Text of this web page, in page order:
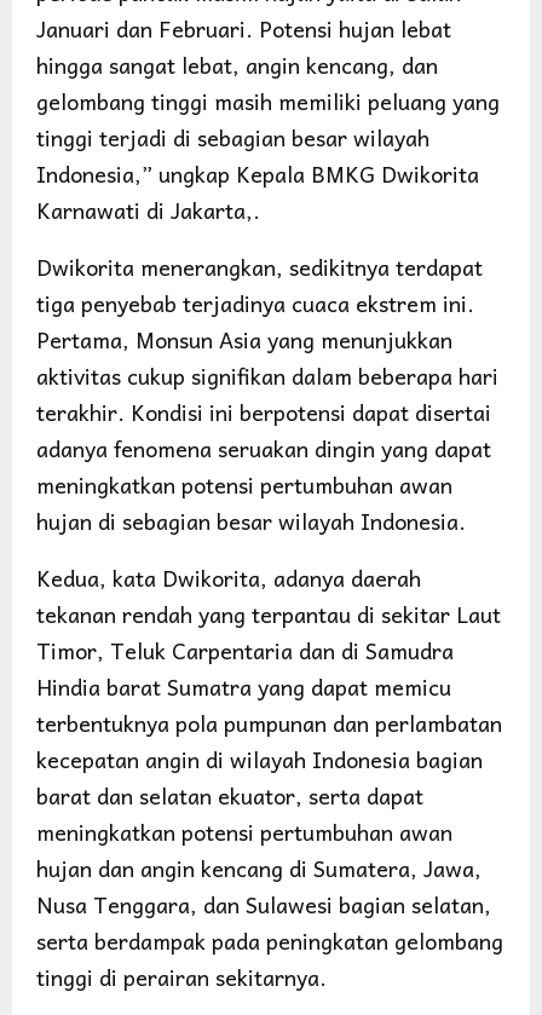
Januari dan Februari. Potensi hujan lebat
hingga sangat lebat, angin kencang, dan
gelombang tinggi masih memiliki peluang yang
tinggi terjadi di sebagian besar wilayah
Indonesia,” ungkap Kepala BMKG Dwikorita
Karnawati di Jakarta,.
Dwikorita menerangkan, sedikitnya terdapat
tiga penyebab terjadinya cuaca ekstrem ini.
Pertama, Monsun Asia yang menunjukkan
aktivitas cukup signifikan dalam beberapa hari
terakhir. Kondisi ini berpotensi dapat disertai
adanya fenomena seruakan dingin yang dapat
meningkatkan potensi pertumbuhan awan
hujan di sebagian besar wilayah Indonesia.
Kedua, kata Dwikorita, adanya daerah
tekanan rendah yang terpantau di sekitar Laut
Timor, Teluk Carpentaria dan di Samudra
Hindia barat Sumatra yang dapat memicu
terbentuknya pola pumpunan dan perlambatan
kecepatan angin di wilayah Indonesia bagian
barat dan selatan ekuator, serta dapat
meningkatkan potensi pertumbuhan awan
hujan dan angin kencang di Sumatera, Jawa,
Nusa Tenggara, dan Sulawesi bagian selatan,
serta berdampak pada peningkatan gelombang
tinggi di perairan sekitarnya.